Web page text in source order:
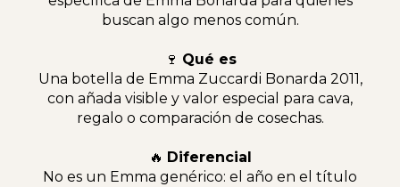
buscan algo menos común.
🍷 Qué es
Una botella de Emma Zuccardi Bonarda 2011,
con añada visible y valor especial para cava,
regalo o comparación de cosechas.
🔥 Diferencial
No es un Emma genérico: el año en el título